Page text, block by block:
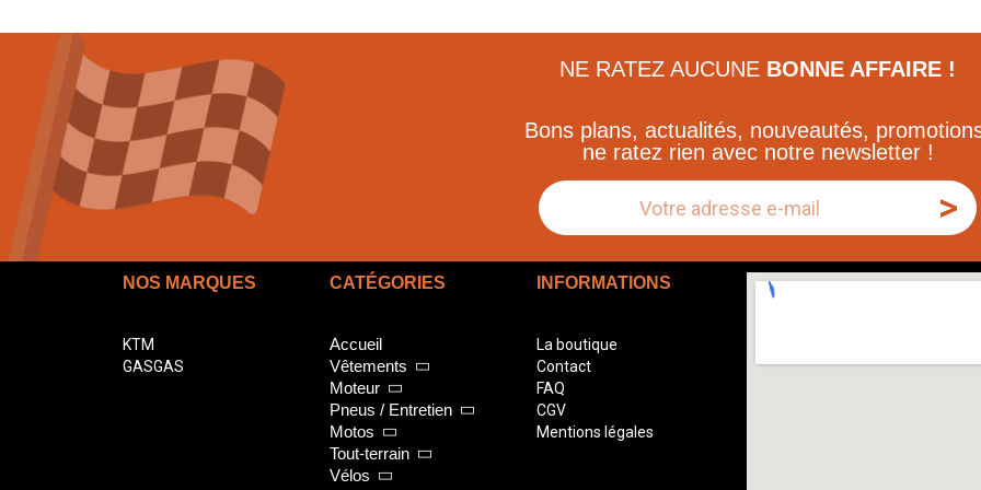
NE RATEZ AUCUNE BONNE AFFAIRE !
Bons plans, actualités, nouveautés,
ne ratez rien avec notre newsletter !
>
NOS MARQUES
KTM
GASGAS
CATÉGORIES
Accueil
Vêtements
Moteur
Pneus / Entretien
Motos
Tout-terrain
Vélos
INFORMATIONS
La boutique
Contact
FAQ
CGV
Mentions légales